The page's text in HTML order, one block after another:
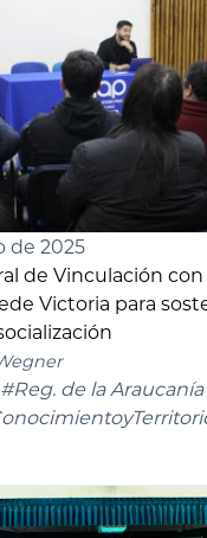
de 2025
de Vinculación
Victoria para
#Reg. de la Araucanía